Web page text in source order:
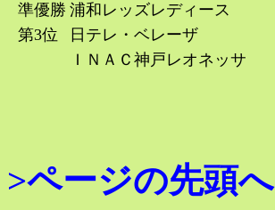
準優勝 浦和レッズレディース
第3位
日テレ・ベレーザ
ＩＮＡＣ神戸レオネッサ
>ページの先頭へ